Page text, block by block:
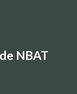
NBAT